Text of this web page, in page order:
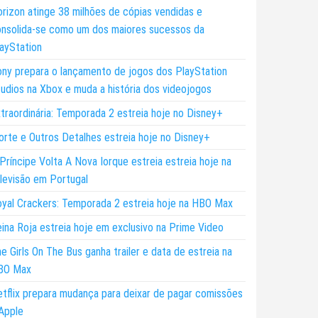
atinge 38 milhões de cópias vendidas e
se como um dos maiores sucessos da
prepara o lançamento de jogos dos PlayStation
na Xbox e muda a história dos videojogos
Temporada 2 estreia hoje no Disney+
e Outros Detalhes estreia hoje no Disney+
Volta A Nova Iorque estreia estreia hoje na
em Portugal
Crackers: Temporada 2 estreia hoje na HBO Max
Roja estreia hoje em exclusivo na Prime Video
Girls On The Bus ganha trailer e data de estreia na
Max
prepara mudança para deixar de pagar comissões